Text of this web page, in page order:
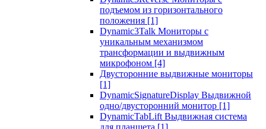
подъемом из горизонтального
положения [1]
Dynamic3Talk Мониторы с
уникальным механизмом
трансформации и выдвижным
микрофоном [4]
Двусторонние выдвижные мониторы
[1]
DynamicSignatureDisplay Выдвижной
одно/двусторонний монитор [1]
DynamicTabLift Выдвижная система
для планшета [1]